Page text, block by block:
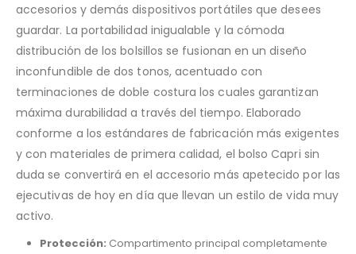
accesorios y demás dispositivos portátiles que desees
guardar. La portabilidad inigualable y la cómoda
distribución de los bolsillos se fusionan en un diseño
inconfundible de dos tonos, acentuado con
terminaciones de doble costura los cuales garantizan
máxima durabilidad a través del tiempo. Elaborado
conforme a los estándares de fabricación más exigentes
y con materiales de primera calidad, el bolso Capri sin
duda se convertirá en el accesorio más apetecido por las
ejecutivas de hoy en día que llevan un estilo de vida muy
activo.
Protección: Compartimento principal completamente